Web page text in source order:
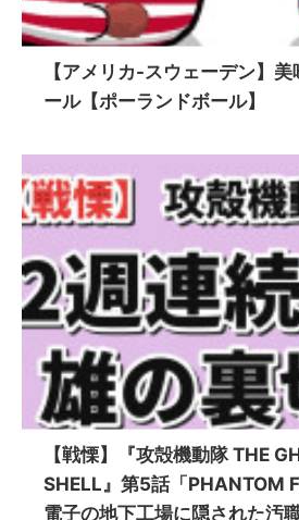
【アメリカ-スウェーデン】
ール【ポーランドボール】
【戦慄】『攻殻機動隊 THE
SHELL』第5話「PHANTOM
電子の地下工場に隠された汚